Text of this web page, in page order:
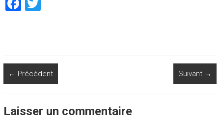
o
ok
← Précédent Suivant →
Laisser un commentaire